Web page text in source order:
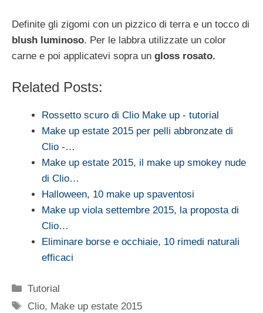
Definite gli zigomi con un pizzico di terra e un tocco di
blush luminoso. Per le labbra utilizzate un color
carne e poi applicatevi sopra un gloss rosato.
Related Posts:
Rossetto scuro di Clio Make up - tutorial
Make up estate 2015 per pelli abbronzate di
Clio -…
Make up estate 2015, il make up smokey nude
di Clio…
Halloween, 10 make up spaventosi
Make up viola settembre 2015, la proposta di
Clio…
Eliminare borse e occhiaie, 10 rimedi naturali
efficaci
Categorie
Tutorial
Tag
Clio, Make up estate 2015